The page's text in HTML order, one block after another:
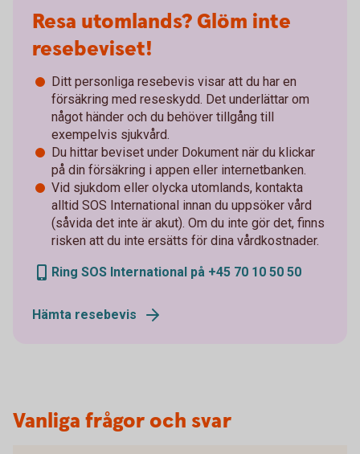
Resa utomlands? Glöm inte
resebeviset!
Ditt personliga resebevis visar att du har en
försäkring med reseskydd. Det underlättar om
något händer och du behöver tillgång till
exempelvis sjukvård.
Du hittar beviset under Dokument när du klickar
på din försäkring i appen eller internetbanken.
Vid sjukdom eller olycka utomlands, kontakta
alltid SOS International innan du uppsöker vård
(såvida det inte är akut). Om du inte gör det, finns
risken att du inte ersätts för dina vårdkostnader.
Ring SOS International på +45 70 10 50 50
Hämta resebevis
Vanliga frågor och svar